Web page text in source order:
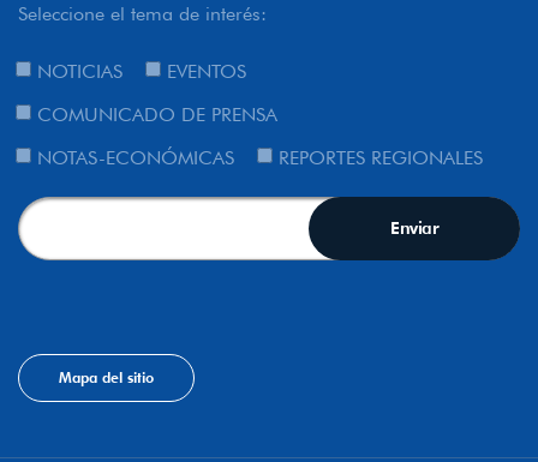
Seleccione el tema de interés:
NOTICIAS
EVENTOS
COMUNICADO DE PRENSA
NOTAS-ECONÓMICAS
REPORTES REGIONALES
Mapa del sitio